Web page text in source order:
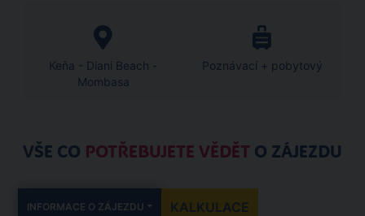
Keňa - Diani Beach -
Mombasa
Poznávací + pobytový
VŠE CO POTŘEBUJETE VĚDĚT O ZÁJEZDU
INFORMACE O ZÁJEZDU KALKULACE